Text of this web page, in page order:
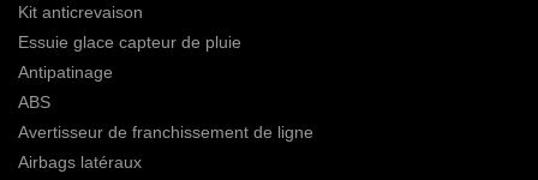
Kit anticrevaison
Essuie glace capteur de pluie
Antipatinage
ABS
Avertisseur de franchissement de ligne
Airbags latéraux